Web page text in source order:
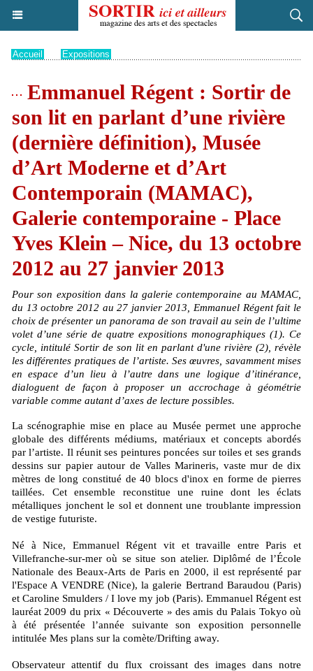
Accueil Expositions
Emmanuel Régent : Sortir de
son lit en parlant d’une rivière
(dernière définition), Musée
d’Art Moderne et d’Art
Contemporain (MAMAC),
Galerie contemporaine - Place
Yves Klein – Nice, du 13 octobre
2012 au 27 janvier 2013
Pour son exposition dans la galerie contemporaine au MAMAC,
du 13 octobre 2012 au 27 janvier 2013, Emmanuel Régent fait le
choix de présenter un panorama de son travail au sein de l’ultime
volet d’une série de quatre expositions monographiques (1). Ce
cycle, intitulé Sortir de son lit en parlant d'une rivière (2), révèle
les différentes pratiques de l’artiste. Ses œuvres, savamment mises
en espace d’un lieu à l’autre dans une logique d’itinérance,
dialoguent de façon à proposer un accrochage à géométrie
variable comme autant d’axes de lecture possibles.
La scénographie mise en place au Musée permet une approche
globale des différents médiums, matériaux et concepts abordés
par l’artiste. Il réunit ses peintures poncées sur toiles et ses grands
dessins sur papier autour de Valles Marineris, vaste mur de dix
mètres de long constitué de 40 blocs d'inox en forme de pierres
taillées. Cet ensemble reconstitue une ruine dont les éclats
métalliques jonchent le sol et donnent une troublante impression
de vestige futuriste.
Né à Nice, Emmanuel Régent vit et travaille entre Paris et
Villefranche-sur-mer où se situe son atelier. Diplômé de l’École
Nationale des Beaux-Arts de Paris en 2000, il est représenté par
l'Espace A VENDRE (Nice), la galerie Bertrand Baraudou (Paris)
et Caroline Smulders / I love my job (Paris). Emmanuel Régent est
lauréat 2009 du prix « Découverte » des amis du Palais Tokyo où
à été présentée l’année suivante son exposition personnelle
intitulée Mes plans sur la comète/Drifting away.
Observateur attentif du flux croissant des images dans notre